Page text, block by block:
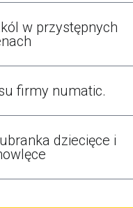
w przystępnych
firmy numatic.
dziecięce i